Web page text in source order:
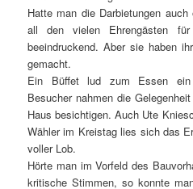
Hatte man die Darbietungen
all den vielen Ehrengästen
beeindruckend. Aber sie haben
gemacht.
Ein Büffet lud zum Essen
Besucher nahmen die
Haus besichtigen. Auch Ute
Wähler im Kreistag lies sich das
voller Lob.
Hörte man im Vorfeld des
kritische Stimmen, so konnte